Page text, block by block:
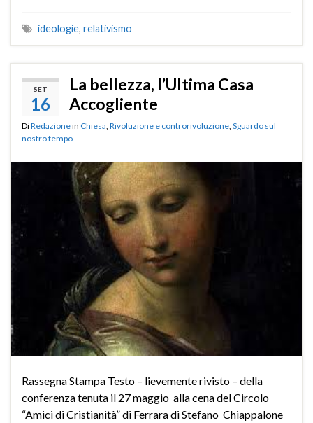
ideologie, relativismo
SET
16
La bellezza, l’Ultima Casa
Accogliente
DiRedazionein Chiesa Rivoluzione e controrivoluzione Sguardo sul
nostro tempo
Rassegna Stampa Testo – lievemente rivisto – della
conferenza tenuta il 27 maggio alla cena del Circolo
“Amici di Cristianità” di Ferrara di Stefano Chiappalone